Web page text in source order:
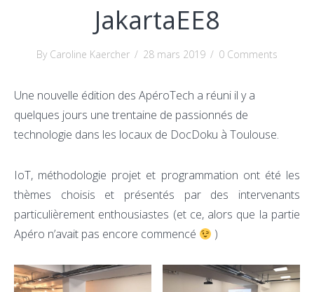
JakartaEE8
By Caroline Kaercher / 28 mars 2019 / 0 Comments
Une nouvelle édition des ApéroTech a réuni il y a
quelques jours une trentaine de passionnés de
technologie dans les locaux de DocDoku à Toulouse.
IoT, méthodologie projet et programmation ont été les
thèmes choisis et présentés par des intervenants
particulièrement enthousiastes (et ce, alors que la partie
Apéro n’avait pas encore commencé
)